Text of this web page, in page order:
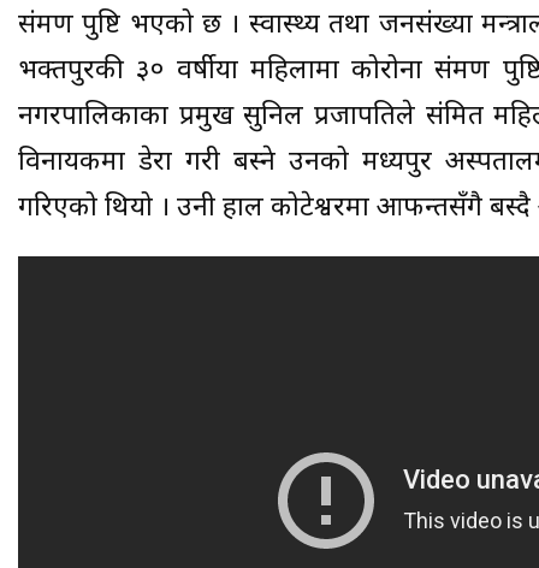
संक्रमण पुष्टि भएको छ । स्वास्थ्य तथा जनसंख्या
भक्तपुरकी ३० वर्षीया महिलामा कोरोना संक्रमण
नगरपालिकाका प्रमुख सुनिल प्रजापतिले संक्रमित
विनायकमा डेरा गरी बस्ने उनको मध्यपुर
गरिएको थियो । उनी हाल कोटेश्वरमा आफन्तसँगै